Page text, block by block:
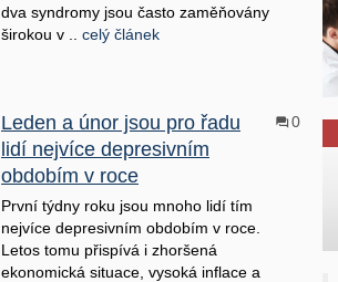
dva syndromy jsou často zaměňovány
širokou v .. celý článek
Leden a únor jsou pro řadu
lidí nejvíce depresivním
obdobím v roce
0
První týdny roku jsou mnoho lidí tím
nejvíce depresivním obdobím v roce.
Letos tomu přispívá i zhoršená
ekonomická situace, vysoká inflace a